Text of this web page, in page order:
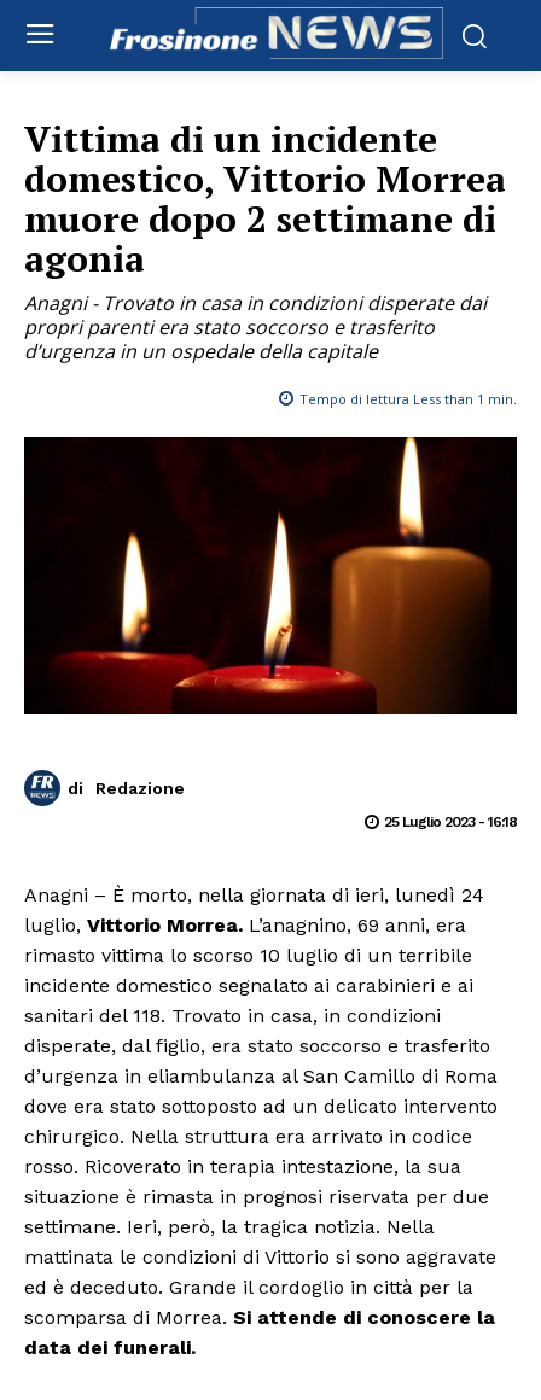
Vittima di un incidente
domestico, Vittorio Morrea
muore dopo 2 settimane di
agonia
Anagni - Trovato in casa in condizioni disperate dai
propri parenti era stato soccorso e trasferito
d’urgenza in un ospedale della capitale
Tempo di lettura Less than 1 min.
di Redazione
25 Luglio 2023 - 16:18
Anagni – È morto, nella giornata di ieri, lunedì 24
luglio, Vittorio Morrea. L’anagnino, 69 anni, era
rimasto vittima lo scorso 10 luglio di un terribile
incidente domestico segnalato ai carabinieri e ai
sanitari del 118. Trovato in casa, in condizioni
disperate, dal figlio, era stato soccorso e trasferito
d’urgenza in eliambulanza al San Camillo di Roma
dove era stato sottoposto ad un delicato intervento
chirurgico. Nella struttura era arrivato in codice
rosso. Ricoverato in terapia intestazione, la sua
situazione è rimasta in prognosi riservata per due
settimane. Ieri, però, la tragica notizia. Nella
mattinata le condizioni di Vittorio si sono aggravate
ed è deceduto. Grande il cordoglio in città per la
scomparsa di Morrea. Si attende di conoscere la
data dei funerali.